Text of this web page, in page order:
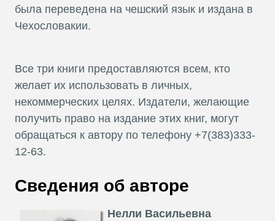
была переведена на чешский язык и издана в
Чехословакии.
Все три книги предоставляются всем, кто
желает их использовать в личных,
некоммерческих целях. Издатели, желающие
получить право на издание этих книг, могут
обращаться к автору по телефону +7(383)333-
12-63.
Сведения об авторе
Нелли Васильевна